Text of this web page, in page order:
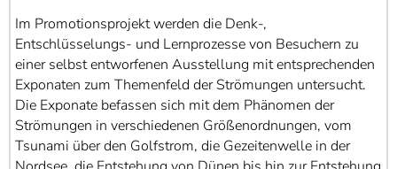
Im Promotionsprojekt werden die Denk-,
Entschlüsselungs- und Lernprozesse von Besuchern zu
einer selbst entworfenen Ausstellung mit entsprechenden
Exponaten zum Themenfeld der Strömungen untersucht.
Die Exponate befassen sich mit dem Phänomen der
Strömungen in verschiedenen Größenordnungen, vom
Tsunami über den Golfstrom, die Gezeitenwelle in der